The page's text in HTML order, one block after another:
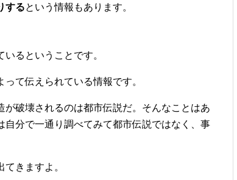
するという情報もあります。
るということです。
て伝えられている情報です。
破壊されるのは都市伝説だ。そんなことはあ
分で一通り調べてみて都市伝説ではなく、事
きますよ。